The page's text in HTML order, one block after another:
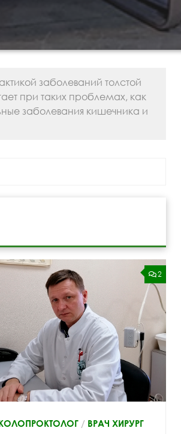
заболеваний толстой
при таких проблемах, как
заболевания кишечника и
2
/ ВРАЧ ХИРУРГ